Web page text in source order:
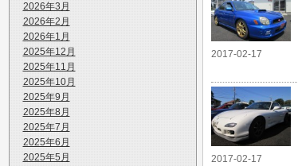
2026年3月
2026年2月
2026年1月
2025年12月
2025年11月
2025年10月
2025年9月
2025年8月
2025年7月
2025年6月
2025年5月
2017-02-17
2017-02-17